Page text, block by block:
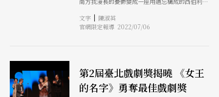
製作的《王子．哈姆雷特》，抱回「表演藝術
獎」；而影像與新媒體藝術家李亦凡則以作品《不
文字 | 陳淑英
官網限定報導 2022/07/06
第2屆臺北戲劇獎揭曉 《女王
的名字》勇奪最佳戲劇獎